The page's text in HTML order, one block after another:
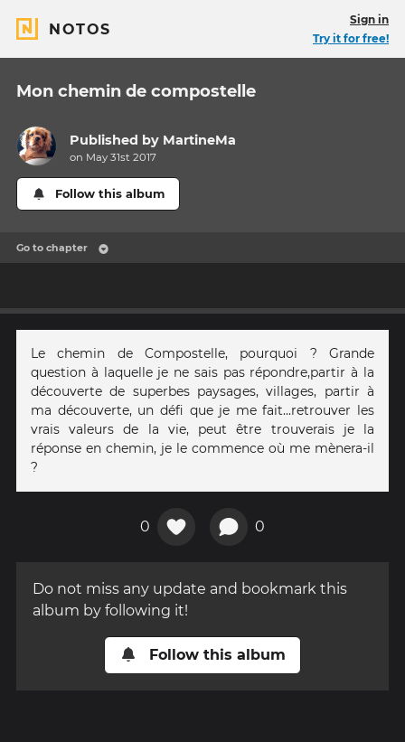
NOTOS
Sign in
Try it for free!
Mon chemin de compostelle
Published by MartineMa
on May 31st 2017
Follow this album
Go to chapter
Le chemin de Compostelle, pourquoi ? Grande
question à laquelle je ne sais pas répondre,partir à la
découverte de superbes paysages, villages, partir à
ma découverte, un défi que je me fait...retrouver les
vrais valeurs de la vie, peut être trouverais je la
réponse en chemin, je le commence où me mènera-il
?
0 0
Do not miss any update and bookmark this
album by following it!
Follow this album